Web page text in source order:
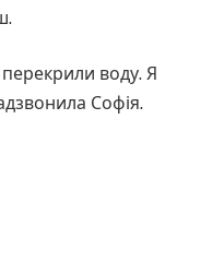
воду. Я
Софія.